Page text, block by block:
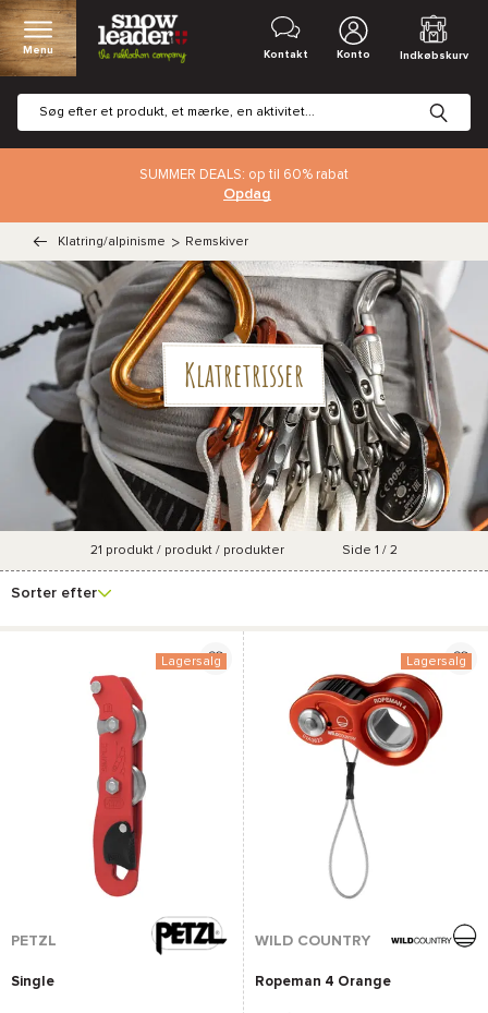
Menu Kontakt Konto Indkøbskurv
SUMMER DEALS: op til 60% rabat
Opdag
Klatring/alpinisme > Remskiver
Klatretrisser
Mærke Pris Forfremmelsesprocent
Farve
flere
21 produkt / produkt / produkter Side 1 / 2
Sorter efter
Lagersalg
PETZL
Single
Lagersalg
WILD COUNTRY
Ropeman 4 Orange